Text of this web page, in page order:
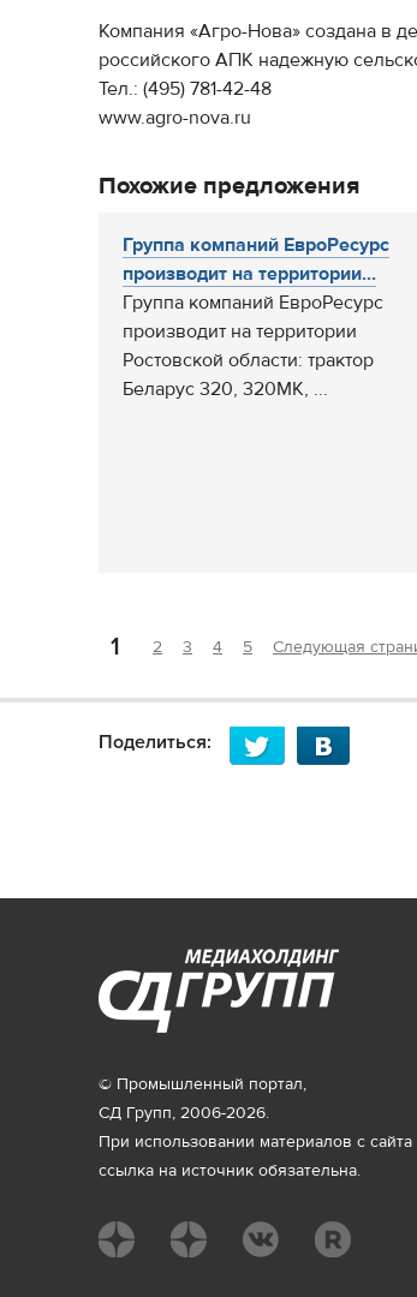
Компания «Агро-Нова» создана в
российского АПК надежную
Тел.: (495) 781-42-48
www.agro-nova.ru
Похожие предложения
Группа компаний ЕвроРесурс
производит на территории...
Группа компаний ЕвроРесурс
производит на территории
Ростовской области: трактор
Беларус 320, 320МК, ...
1 2 3 4 5 Следующая
Поделиться:
© Промышленный портал,
СД Групп, 2006-2026.
При использовании материалов с сайта
ссылка на источник обязательна.